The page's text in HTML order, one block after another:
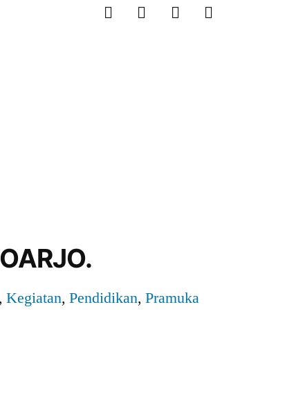
Kegiatan, Pendidikan, Pramuka